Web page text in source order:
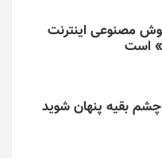
مصنوعی اینترنت
است